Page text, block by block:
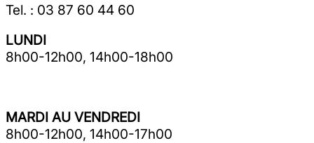
Tel. : 03 87 60 44 60
LUNDI
8h00-12h00, 14h00-18h00
MARDI AU VENDREDI
8h00-12h00, 14h00-17h00